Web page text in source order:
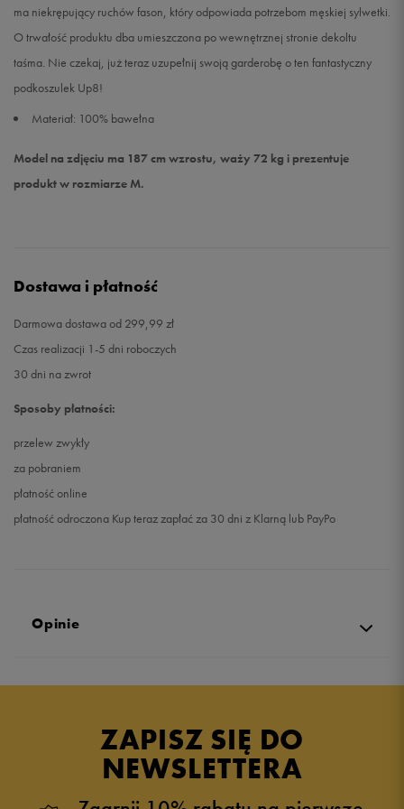
ma niekrępujący ruchów fason, który odpowiada potrzebom męskiej sylwetki.
O trwałość produktu dba umieszczona po wewnętrznej stronie dekoltu
taśma. Nie czekaj, już teraz uzupełnij swoją garderobę o ten fantastyczny
podkoszulek Up8!
Materiał: 100% bawełna
Model na zdjęciu ma 187 cm wzrostu, waży 72 kg i prezentuje
produkt w rozmiarze M.
Dostawa i płatność
Darmowa dostawa od 299,99 zł
Czas realizacji 1-5 dni roboczych
30 dni na zwrot
Sposoby płatności:
przelew zwykły
za pobraniem
płatność online
płatność odroczona Kup teraz zapłać za 30 dni z Klarną lub PayPo
Opinie
5.0
zebranych i zweryfikowanych przez
ZAPISZ SIĘ DO
NEWSLETTERA